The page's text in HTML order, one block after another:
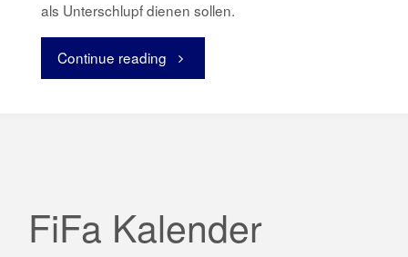
als Unterschlupf dienen sollen.
Continue reading "Naturforscher
FiFa Kalender